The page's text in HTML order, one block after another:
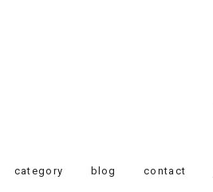
category blog contact